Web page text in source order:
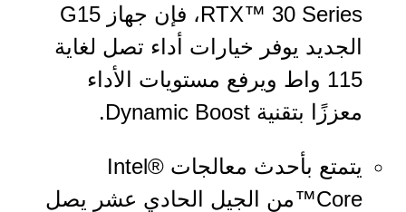
RTX™ 30 Series، فإن جهاز G15
الجديد يوفر خيارات أداء تصل لغاية
115 واط ويرفع مستويات الأداء
معززًا بتقنية Dynamic Boost.
يتمتع بأحدث معالجات Intel®
Core™من الجيل الحادي عشر يصل